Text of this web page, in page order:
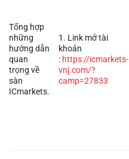
Tổng hợp
những
hướng dẫn
quan
trọng về
sàn
ICmarkets.
1. Link mở tài
khoản
: https://icmarkets-
vnj.com/?
camp=27833